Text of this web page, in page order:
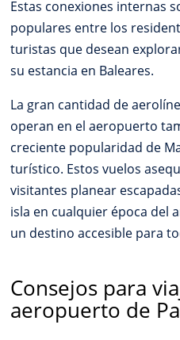
Estas conexiones internas
populares entre los
turistas que desean
su estancia en Baleares.
La gran cantidad de
operan en el aeropuerto
creciente popularidad de
turístico. Estos vuelos
visitantes planear
isla en cualquier época del
un destino accesible para
Consejos para
aeropuerto de